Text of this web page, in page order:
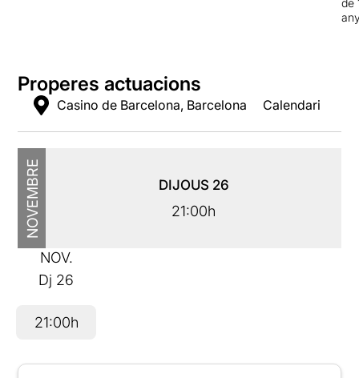
de
Properes actuacions
Casino de Barcelona, Barcelona Calendari
NOVEMBRE DIJOUS 26
21:00h
NOV.
Dj 26
21:00h